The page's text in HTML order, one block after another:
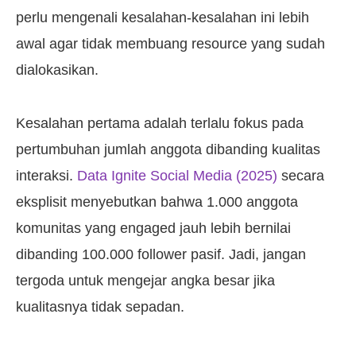
perlu mengenali kesalahan-kesalahan ini lebih
awal agar tidak membuang resource yang sudah
dialokasikan.
Kesalahan pertama adalah terlalu fokus pada
pertumbuhan jumlah anggota dibanding kualitas
interaksi. Data Ignite Social Media (2025) secara
eksplisit menyebutkan bahwa 1.000 anggota
komunitas yang engaged jauh lebih bernilai
dibanding 100.000 follower pasif. Jadi, jangan
tergoda untuk mengejar angka besar jika
kualitasnya tidak sepadan.